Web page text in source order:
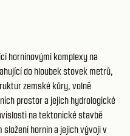
horninovými komplexy na
do hloubek stovek metrů,
zemské kůry, volně
prostor a jejich hydrologické
na tektonické stavbě
hornin a jejich vývoji v